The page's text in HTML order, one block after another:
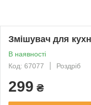
Змішувач для
В наявності
Код: 67077
Роздріб
299 ₴